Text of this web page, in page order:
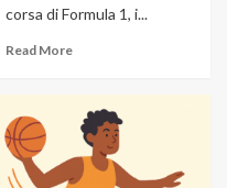
corsa di Formula 1, i...
Read More